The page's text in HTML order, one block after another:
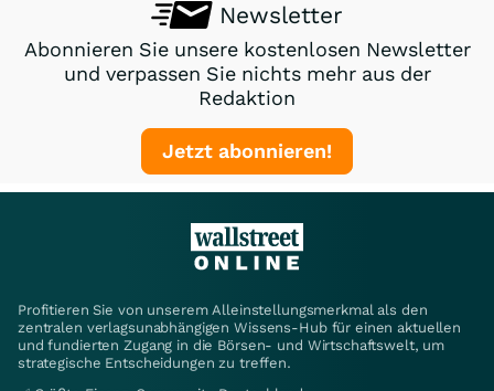
Newsletter
Abonnieren Sie unsere kostenlosen Newsletter
und verpassen Sie nichts mehr aus der
Redaktion
Jetzt abonnieren!
Profitieren Sie von unserem Alleinstellungsmerkmal als den
zentralen verlagsunabhängigen Wissens-Hub für einen aktuellen
und fundierten Zugang in die Börsen- und Wirtschaftswelt, um
strategische Entscheidungen zu treffen.